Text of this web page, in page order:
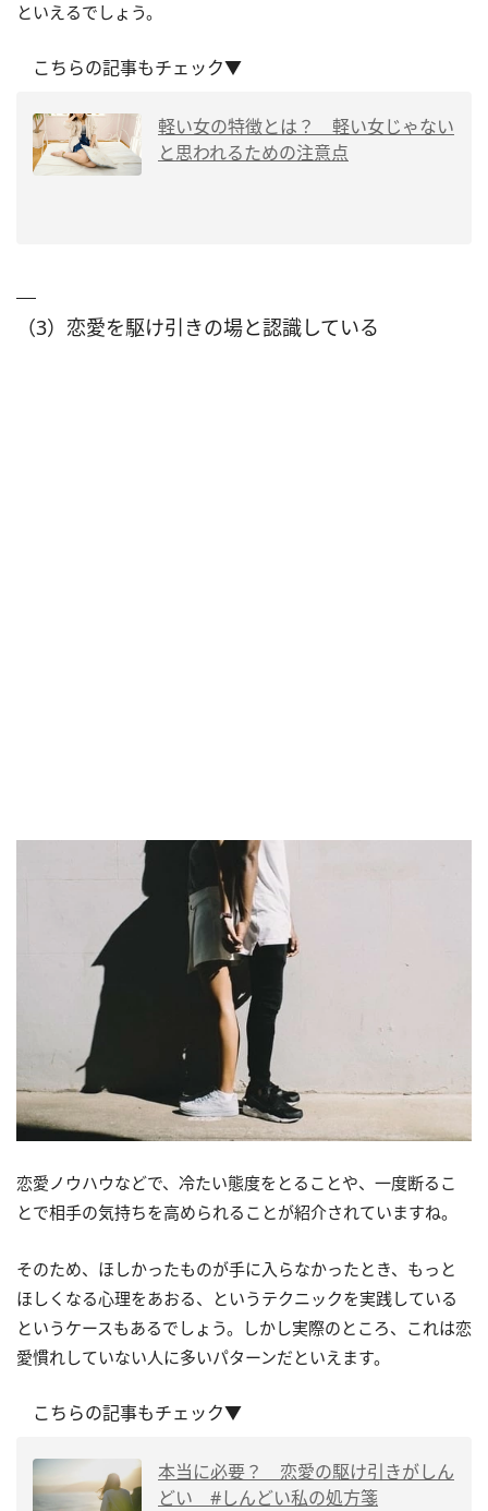
といえるでしょう。
こちらの記事もチェック▼
軽い女の特徴とは？ 軽い女じゃない
と思われるための注意点
（3）恋愛を駆け引きの場と認識している
恋愛ノウハウなどで、冷たい態度をとることや、一度断るこ
とで相手の気持ちを高められることが紹介されていますね。
そのため、ほしかったものが手に入らなかったとき、もっと
ほしくなる心理をあおる、というテクニックを実践している
というケースもあるでしょう。しかし実際のところ、これは恋
愛慣れしていない人に多いパターンだといえます。
こちらの記事もチェック▼
本当に必要？ 恋愛の駆け引きがしん
どい #しんどい私の処方箋